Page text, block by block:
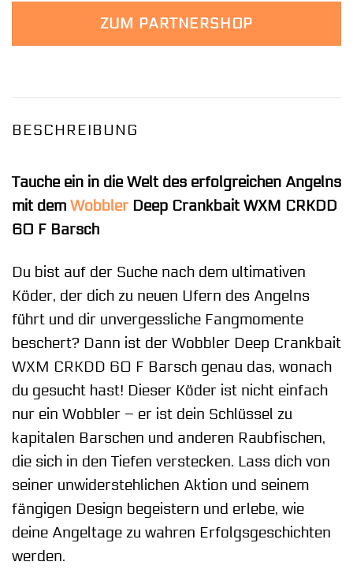
war:
8,99 €
ist:
7,99 €.
ZUM PARTNERSHOP
BESCHREIBUNG
Tauche ein in die Welt des erfolgreichen Angelns
mit dem WobblerDeep Crankbait WXM CRKDD
60 F Barsch
Du bist auf der Suche nach dem ultimativen
Köder, der dich zu neuen Ufern des Angelns
führt und dir unvergessliche Fangmomente
beschert? Dann ist der Wobbler Deep Crankbait
WXM CRKDD 60 F Barsch genau das, wonach
du gesucht hast! Dieser Köder ist nicht einfach
nur ein Wobbler – er ist dein Schlüssel zu
kapitalen Barschen und anderen Raubfischen,
die sich in den Tiefen verstecken. Lass dich von
seiner unwiderstehlichen Aktion und seinem
fängigen Design begeistern und erlebe, wie
deine Angeltage zu wahren Erfolgsgeschichten
werden.